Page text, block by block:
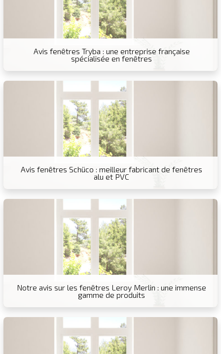
Avis fenêtres Tryba : une entreprise française
spécialisée en fenêtres
Avis fenêtres Schüco : meilleur fabricant de fenêtres
alu et PVC
Notre avis sur les fenêtres Leroy Merlin : une immense
gamme de produits